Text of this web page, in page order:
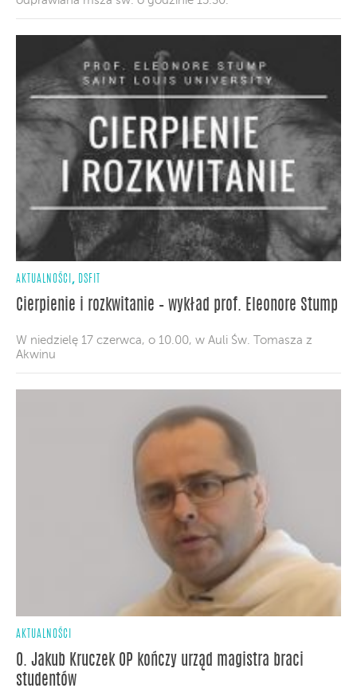
AKTUALNOŚCI , DSFIT
Cierpienie i rozkwitanie – wykład prof. Eleonore Stump
W niedzielę 17 czerwca, o 10.00, w Auli Św. Tomasza z
Akwinu
AKTUALNOŚCI
O. Jakub Kruczek OP kończy urząd magistra braci
studentów